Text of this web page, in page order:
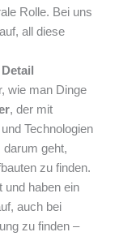
Rolle. Bei uns
all diese
wie man Dinge
, der mit
Technologien
geht,
zu finden.
und haben ein
auch bei
zu finden –